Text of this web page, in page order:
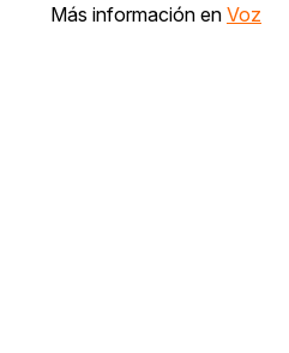
Más información en Voz